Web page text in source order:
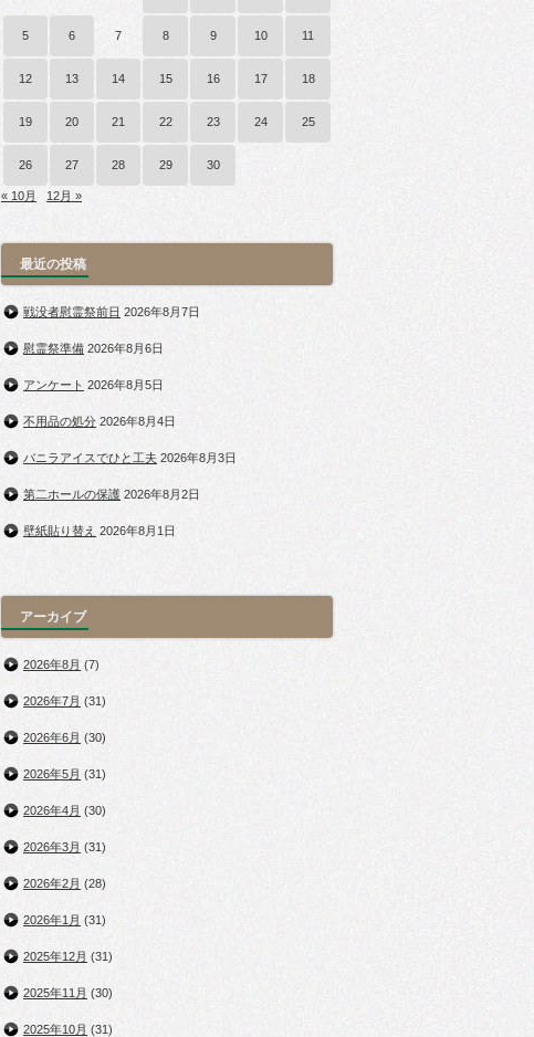
5 6 7 8 9 10 11
12 13 14 15 16 17 18
19 20 21 22 23 24 25
26 27 28 29 30
« 10月 12月 »
最近の投稿
戦没者慰霊祭前日 2026年8月7日
慰霊祭準備 2026年8月6日
アンケート 2026年8月5日
不用品の処分 2026年8月4日
バニラアイスでひと工夫 2026年8月3日
第二ホールの保護 2026年8月2日
壁紙貼り替え 2026年8月1日
アーカイブ
2026年8月 (7)
2026年7月 (31)
2026年6月 (30)
2026年5月 (31)
2026年4月 (30)
2026年3月 (31)
2026年2月 (28)
2026年1月 (31)
2025年12月 (31)
2025年11月 (30)
2025年10月 (31)